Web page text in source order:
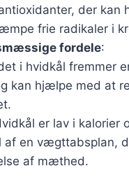
der kan
frie radikaler i
fordele:
i hvidkål fremmer
kan hjælpe med at
er lav i kalorier
af en vægttabsplan,
af mæthed.